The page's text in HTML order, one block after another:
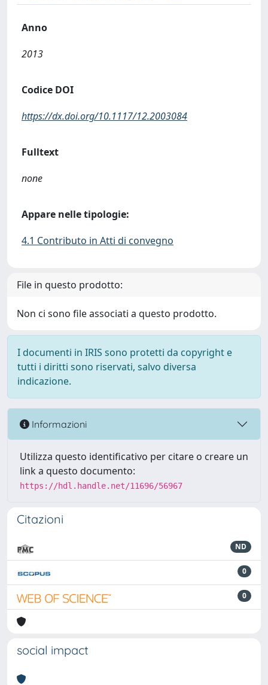
Anno
2013
Codice DOI
https://dx.doi.org/10.1117/12.2003084
Fulltext
none
Appare nelle tipologie:
4.1 Contributo in Atti di convegno
File in questo prodotto:
Non ci sono file associati a questo prodotto.
I documenti in IRIS sono protetti da copyright e
tutti i diritti sono riservati, salvo diversa
indicazione.
Informazioni
Utilizza questo identificativo per citare o creare un
link a questo documento:
https://hdl.handle.net/11696/56967
Citazioni
ND
0
0
social impact